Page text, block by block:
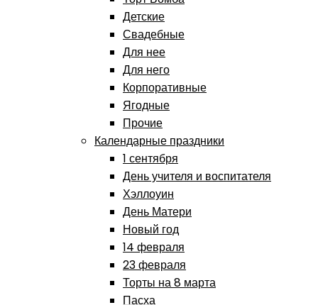
Детские
Свадебные
Для нее
Для него
Корпоративные
Ягодные
Прочие
Календарные праздники
1 сентября
День учителя и воспитателя
Хэллоуин
День Матери
Новый год
14 февраля
23 февраля
Торты на 8 марта
Пасха